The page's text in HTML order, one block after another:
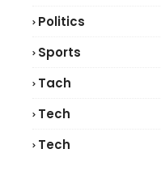
Politics
Sports
Tach
Tech
Tech